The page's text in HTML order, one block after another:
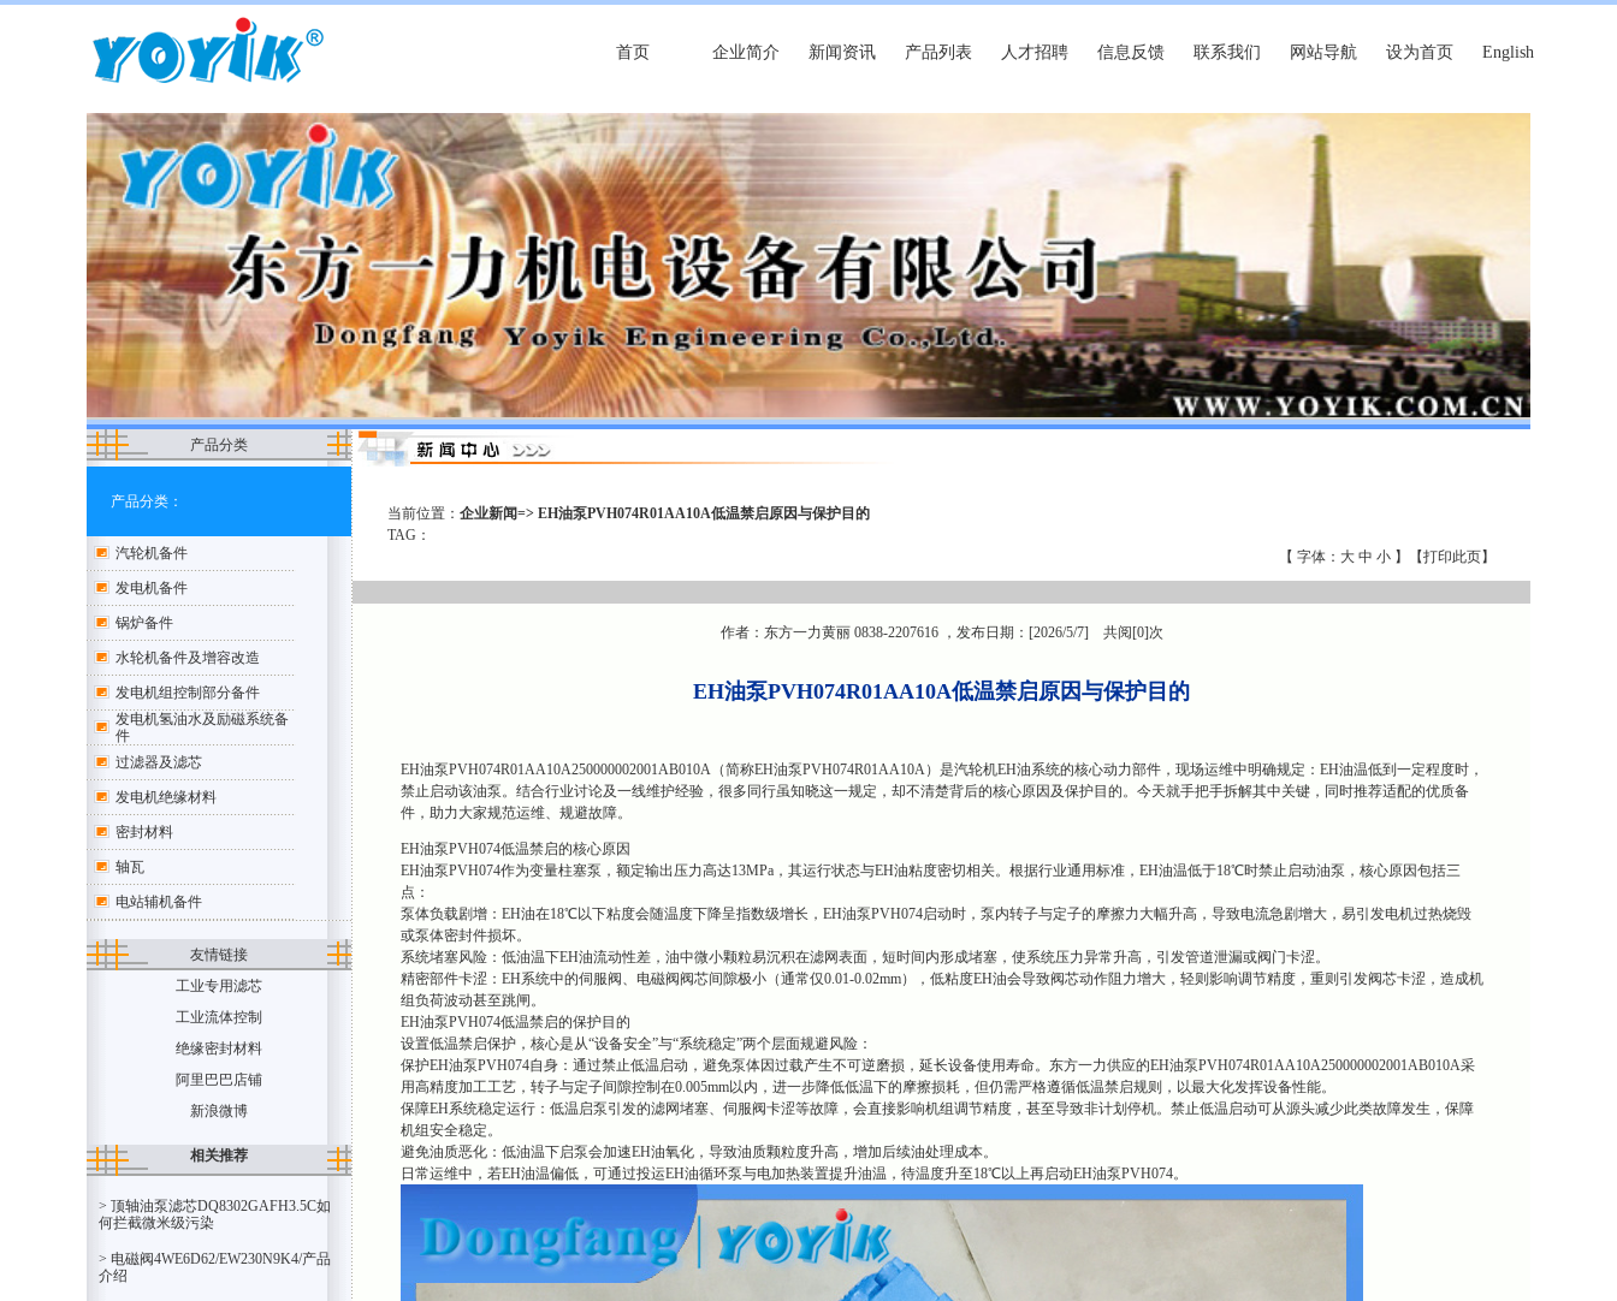
首页 企业简介 新闻资讯 产品列表 人才招聘 信息反馈 联系我们 网站导航 设为首页 English
产品分类
产品分类：
汽轮机备件
发电机备件
锅炉备件
水轮机备件及增容改造
发电机组控制部分备件
发电机氢油水及励磁系统备
件
过滤器及滤芯
发电机绝缘材料
密封材料
轴瓦
电站辅机备件
友情链接
工业专用滤芯
工业流体控制
绝缘密封材料
阿里巴巴店铺
新浪微博
相关推荐
> 顶轴油泵滤芯DQ8302GAFH3.5C如
何拦截微米级污染
> 电磁阀4WE6D62/EW230N9K4/产品
介绍
当前位置：企业新闻=> EH油泵PVH074R01AA10A低温禁启原因与保护目的
TAG：
【 字体： 大 中 小】【打印此页】
作者：东方一力黄丽 0838-2207616 ，发布日期：[2026/5/7] 共阅[0]次
EH油泵PVH074R01AA10A低温禁启原因与保护目的
EH油泵PVH074R01AA10A250000002001AB010A（简称EH油泵PVH074R01AA10A）是汽轮机EH油系统的核心动力部件，现场运维中明确规定：EH油温低到一定程度时，
禁止启动该油泵。结合行业讨论及一线维护经验，很多同行虽知晓这一规定，却不清楚背后的核心原因及保护目的。今天就手把手拆解其中关键，同时推荐适配的优质备
件，助力大家规范运维、规避故障。
EH油泵PVH074低温禁启的核心原因
EH油泵PVH074作为变量柱塞泵，额定输出压力高达13MPa，其运行状态与EH油粘度密切相关。根据行业通用标准，EH油温低于18℃时禁止启动油泵，核心原因包括三
点：
泵体负载剧增：EH油在18℃以下粘度会随温度下降呈指数级增长，EH油泵PVH074启动时，泵内转子与定子的摩擦力大幅升高，导致电流急剧增大，易引发电机过热烧毁
或泵体密封件损坏。
系统堵塞风险：低油温下EH油流动性差，油中微小颗粒易沉积在滤网表面，短时间内形成堵塞，使系统压力异常升高，引发管道泄漏或阀门卡涩。
精密部件卡涩：EH系统中的伺服阀、电磁阀阀芯间隙极小（通常仅0.01-0.02mm），低粘度EH油会导致阀芯动作阻力增大，轻则影响调节精度，重则引发阀芯卡涩，造成机
组负荷波动甚至跳闸。
EH油泵PVH074低温禁启的保护目的
设置低温禁启保护，核心是从“设备安全”与“系统稳定”两个层面规避风险：
保护EH油泵PVH074自身：通过禁止低温启动，避免泵体因过载产生不可逆磨损，延长设备使用寿命。东方一力供应的EH油泵PVH074R01AA10A250000002001AB010A采
用高精度加工工艺，转子与定子间隙控制在0.005mm以内，进一步降低低温下的摩擦损耗，但仍需严格遵循低温禁启规则，以最大化发挥设备性能。
保障EH系统稳定运行：低温启泵引发的滤网堵塞、伺服阀卡涩等故障，会直接影响机组调节精度，甚至导致非计划停机。禁止低温启动可从源头减少此类故障发生，保障
机组安全稳定。
避免油质恶化：低油温下启泵会加速EH油氧化，导致油质颗粒度升高，增加后续油处理成本。
日常运维中，若EH油温偏低，可通过投运EH油循环泵与电加热装置提升油温，待温度升至18℃以上再启动EH油泵PVH074。